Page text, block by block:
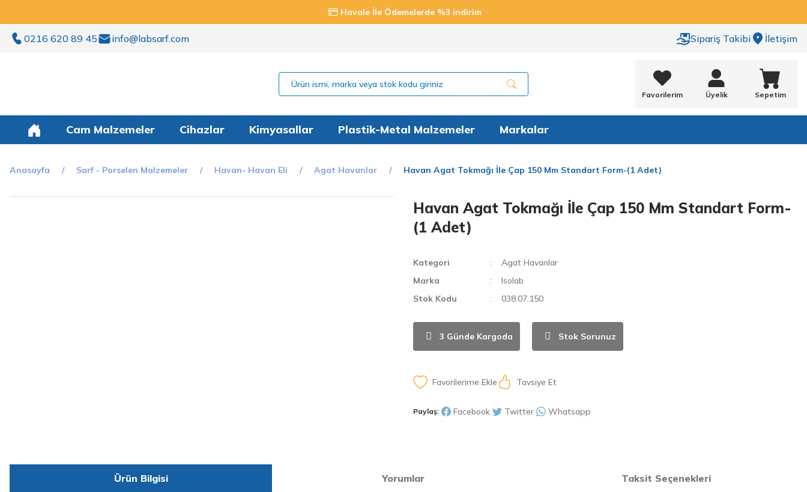
Havale İle Ödemelerde %3 indirim
0216 620 89 45 info@labsarf.com Sipariş Takibi İletişim
Favorilerim Üyelik Sepetim
Cam Malzemeler Cihazlar Kimyasallar Plastik-Metal Malzemeler Markalar
Anasayfa Sarf - Porselen Malzemeler Havan- Havan Eli Agat Havanlar Havan Agat Tokmağı İle Çap 150 Mm Standart Form-(1 Adet)
Havan Agat Tokmağı İle Çap 150 Mm Standart Form-
(1 Adet)
Kategori
Agat Havanlar
Marka
Isolab
Stok Kodu
038.07.150
3 Günde Kargoda Stok Sorunuz
Tavsiye Et
Paylaş: Facebook Twitter Whatsapp
Ürün Bilgisi Yorumlar Taksit Seçenekleri